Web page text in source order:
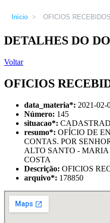
Início > OFICIOS
DETALHES DO
Voltar
OFICIOS
data_materia*: 2021-02-
Número: 145
situacao*:
resumo*: OFÍCIO DE
CONTAS. POR
ALTO SANTO -
COSTA
Descrição: OFICIOS
arquivo*: 178850